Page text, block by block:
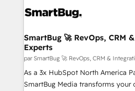
SmartBug 🚀 RevOps, CRM
Experts
par SmartBug 🚀 RevOps, CRM &
As a 3x HubSpot North America
SmartBug Media transforms your